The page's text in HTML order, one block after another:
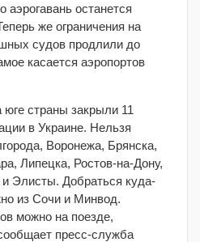
останется
же ограничения на
судов продлили до
касается аэропортов
страны закрыли 11
в Украине. Нельзя
Воронежа, Брянска,
Липецка, Ростов-на-Дону,
Элисты. Добраться куда-
из Сочи и Минвод.
можно на поезде,
пресс-служба